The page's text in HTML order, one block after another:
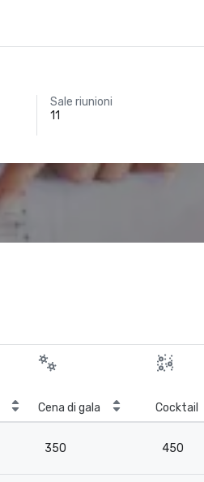
Sale riunioni
11
Cena di gala Cocktail
350 450